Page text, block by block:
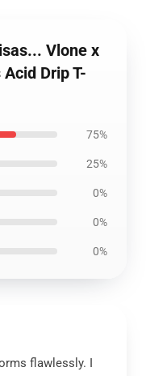
Vlone x
Drip T-
75%
25%
0%
0%
0%
flawlessly. I